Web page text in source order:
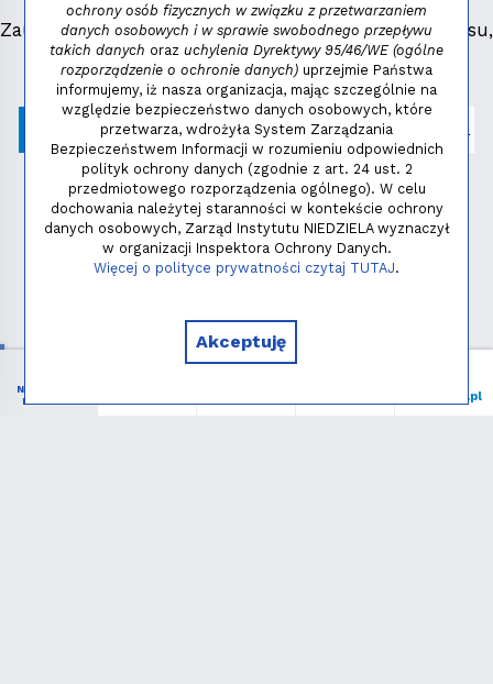
Zauważyłeś błąd, masz propozycje dotyczące serwisu,
napisz:niezbednik@niedziela.pl
Polityka prywatności
Copyright © 2026 - Instytut NIEDZIELA
NIEZBĘDNIK
KATOLIKA
niedziela.pl
ochrony osób fizycznych w związku z przetwarzaniem
danych osobowych i w sprawie swobodnego przepływu
takich danych oraz uchylenia Dyrektywy 95/46/WE (ogólne
rozporządzenie o ochronie danych) uprzejmie Państwa
informujemy, iż nasza organizacja, mając szczególnie na
względzie bezpieczeństwo danych osobowych, które
przetwarza, wdrożyła System Zarządzania
Bezpieczeństwem Informacji w rozumieniu odpowiednich
polityk ochrony danych (zgodnie z art. 24 ust. 2
przedmiotowego rozporządzenia ogólnego). W celu
dochowania należytej staranności w kontekście ochrony
danych osobowych, Zarząd Instytutu NIEDZIELA wyznaczył
w organizacji Inspektora Ochrony Danych.
Więcej o polityce prywatności czytaj TUTAJ.
Akceptuję